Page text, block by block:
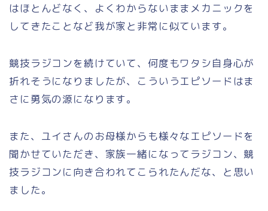
はほとんどなく、よくわからないままメカニックを
してきたことなど我が家と非常に似ています。
競技ラジコンを続けていて、何度もワタシ自身心が
折れそうになりましたが、こういうエピソードはま
さに勇気の源になります。
また、ユイさんのお母様からも様々なエピソードを
聞かせていただき、家族一緒になってラジコン、競
技ラジコンに向き合われてこられたんだな、と思い
ました。